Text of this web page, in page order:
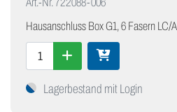
Art.-Nr.722088-006
Hausanschluss Box G1, 6 Fasern LC/
Lagerbestand mit Login